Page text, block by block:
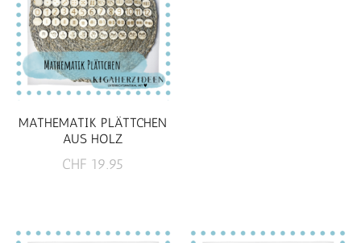
MATHEMATIK PLÄTTCHEN
AUS HOLZ
CHF 19.95